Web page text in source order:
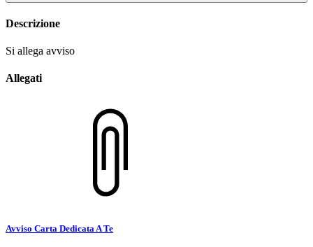
Descrizione
Si allega avviso
Allegati
Avviso Carta Dedicata A Te